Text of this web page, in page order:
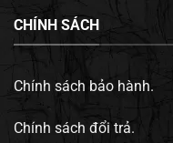
CHÍNH SÁCH
Chính sách bảo hành.
Chính sách đổi trả.